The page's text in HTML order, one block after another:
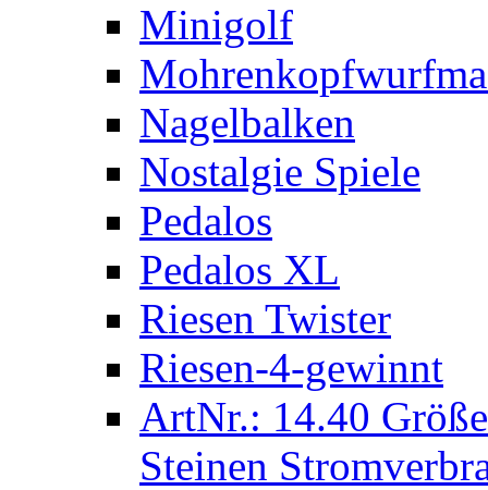
Minigolf
Nagelbalken
Nostalgie Spiele
Pedalos
Pedalos XL
Riesen Twister
Riesen-4-gewinnt
ArtNr.: 14.40
Steinen